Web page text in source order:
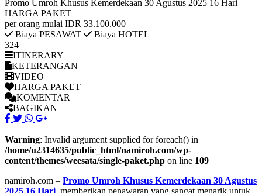
Promo Umroh Khusus Kemerdekaan 30 Agustus 2025 16 Hari
HARGA PAKET
per orang mulai IDR 33.100.000
Biaya PESAWAT
Biaya HOTEL
324
ITINERARY
KETERANGAN
VIDEO
HARGA PAKET
KOMENTAR
BAGIKAN
Warning: Invalid argument supplied for foreach() in
/home/u2314635/public_html/namiroh.com/wp-
content/themes/weesata/single-paket.php on line 109
namiroh.com – Promo Umroh Khusus Kemerdekaan 30 Agustus
2025 16 Hari memberikan penawaran yang sangat menarik untuk